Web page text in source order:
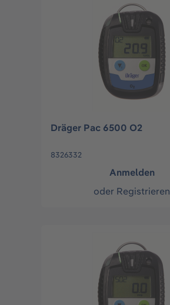
Dräger Pac 6500 O2
8326332
Anmelden
oder Registrieren